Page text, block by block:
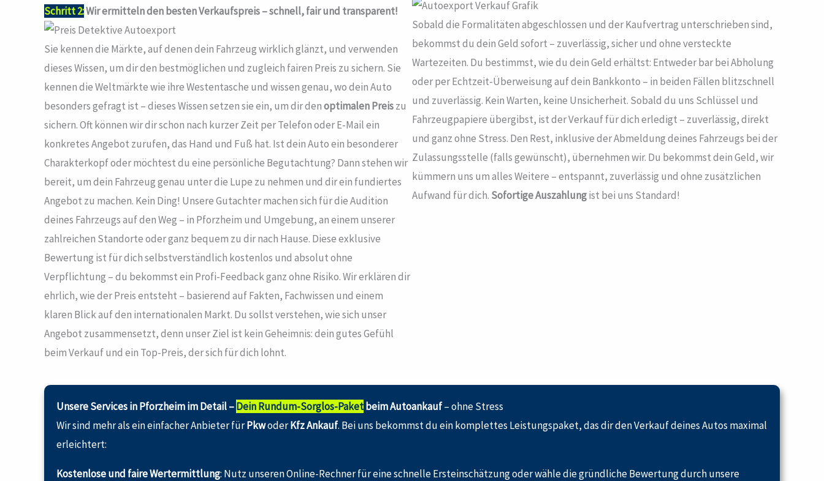
Schritt 2:Wir ermitteln den besten Verkaufspreis – schnell, fair und transparent!
Sie kennen die Märkte, auf denen dein Fahrzeug wirklich glänzt, und verwenden
dieses Wissen, um dir den bestmöglichen und zugleich fairen Preis zu sichern. Sie
kennen die Weltmärkte wie ihre Westentasche und wissen genau, wo dein Auto
besonders gefragt ist – dieses Wissen setzen sie ein, um dir denoptimalen Preiszu
sichern. Oft können wir dir schon nach kurzer Zeit per Telefon oder E-Mail ein
konkretes Angebot zurufen, das Hand und Fuß hat. Ist dein Auto ein besonderer
Charakterkopf oder möchtest du eine persönliche Begutachtung? Dann stehen wir
bereit, um dein Fahrzeug genau unter die Lupe zu nehmen und dir ein fundiertes
Angebot zu machen. Kein Ding! Unsere Gutachter machen sich für die Audition
deines Fahrzeugs auf den Weg – in Pforzheim und Umgebung, an einem unserer
zahlreichen Standorte oder ganz bequem zu dir nach Hause. Diese exklusive
Bewertung ist für dich selbstverständlich kostenlos und absolut ohne
Verpflichtung – du bekommst ein Profi-Feedback ganz ohne Risiko. Wir erklären dir
ehrlich, wie der Preis entsteht – basierend auf Fakten, Fachwissen und einem
klaren Blick auf den internationalen Markt. Du sollst verstehen, wie sich unser
Angebot zusammensetzt, denn unser Ziel ist kein Geheimnis: dein gutes Gefühl
beim Verkauf und ein Top-Preis, der sich für dich lohnt.
Sobald die Formalitäten abgeschlossen und der Kaufvertrag unterschrieben sind,
bekommst du dein Geld sofort – zuverlässig, sicher und ohne versteckte
Wartezeiten. Du bestimmst, wie du dein Geld erhältst: Entweder bar bei Abholung
oder per Echtzeit-Überweisung auf dein Bankkonto – in beiden Fällen blitzschnell
und zuverlässig. Kein Warten, keine Unsicherheit. Sobald du uns Schlüssel und
Fahrzeugpapiere übergibst, ist der Verkauf für dich erledigt – zuverlässig, direkt
und ganz ohne Stress. Den Rest, inklusive der Abmeldung deines Fahrzeugs bei der
Zulassungsstelle (falls gewünscht), übernehmen wir. Du bekommst dein Geld, wir
kümmern uns um alles Weitere – entspannt, zuverlässig und ohne zusätzlichen
Aufwand für dich. Sofortige Auszahlungist bei uns Standard!
Unsere Services in Pforzheim im Detail –Dein Rundum-Sorglos-Paketbeim Autoankauf– ohne Stress
Wir sind mehr als ein einfacher Anbieter fürPkwoderKfz Ankauf. Bei uns bekommst du ein komplettes Leistungspaket, das dir den Verkauf deines Autos maximal
erleichtert:
Kostenlose und faire Wertermittlung: Nutz unseren Online-Rechner für eine schnelle Ersteinschätzung oder wähle die gründliche Bewertung durch unsere